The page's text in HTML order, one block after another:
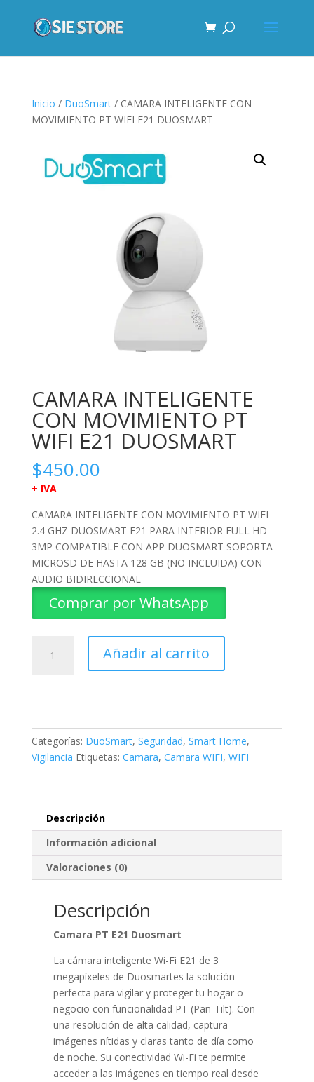
Inicio / DuoSmart/ CAMARA INTELIGENTE CON
MOVIMIENTO PT WIFI E21 DUOSMART
CAMARA INTELIGENTE
CON MOVIMIENTO PT
WIFI E21 DUOSMART
$450.00
+ IVA
CAMARA INTELIGENTE CON MOVIMIENTO PT WIFI
2.4 GHZ DUOSMART E21 PARA INTERIOR FULL HD
3MP COMPATIBLE CON APP DUOSMART SOPORTA
MICROSD DE HASTA 128 GB (NO INCLUIDA) CON
AUDIO BIDIRECCIONAL
Comprar por WhatsApp
INTELIGENTE
E21
DUOSMART
Añadir al carrito
Categorías: DuoSmart, Seguridad, Smart Home,
Vigilancia Etiquetas: Camara, Camara WIFI, WIFI
Descripción
Información adicional
Valoraciones (0)
Descripción
Camara PT E21 Duosmart
La cámara inteligente Wi-Fi E21 de 3
megapíxeles de Duosmartes la solución
perfecta para vigilar y proteger tu hogar o
negocio con funcionalidad PT (Pan-Tilt). Con
una resolución de alta calidad, captura
imágenes nítidas y claras tanto de día como
de noche. Su conectividad Wi-Fi te permite
acceder a las imágenes en tiempo real desde